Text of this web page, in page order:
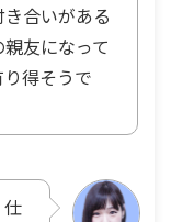
合いがある
友になって
得そうで